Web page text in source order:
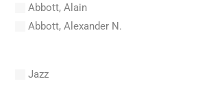
Abbott, Alain
Abbott, Alexander N.
Abel, Lex
Jazz